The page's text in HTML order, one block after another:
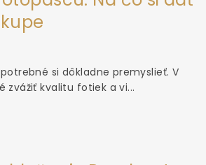
si dôkladne premyslieť. V
zvážiť kvalitu fotiek a vi...